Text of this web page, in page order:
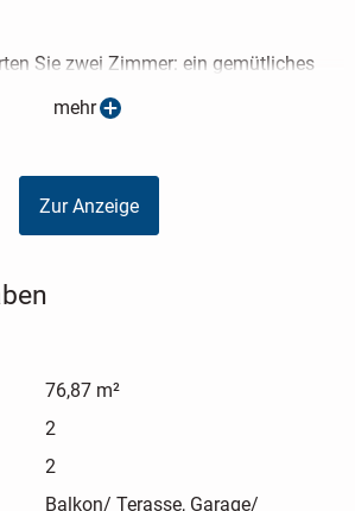
Sie zwei Zimmer: ein gemütliches
ein heller Wohn- und Essbereich mit
Ein praktischer Abstellraum mit
eine Loggia zur Verfügung.
ist barrierearm gestaltet und
ist auf seniorengerechtes
und bietet unter anderem:
mehr
Zur Anzeige
76,87 m²
2
2
Balkon/ Terasse, Garage/